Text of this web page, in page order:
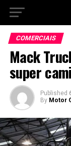
COMERCIAIS
Mack
super
Published
By Motor